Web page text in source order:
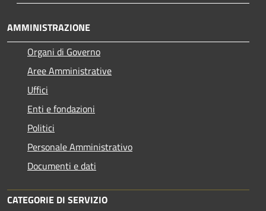
AMMINISTRAZIONE
Organi di Governo
Aree Amministrative
Uffici
Enti e fondazioni
Politici
Personale Amministrativo
Documenti e dati
CATEGORIE DI SERVIZIO